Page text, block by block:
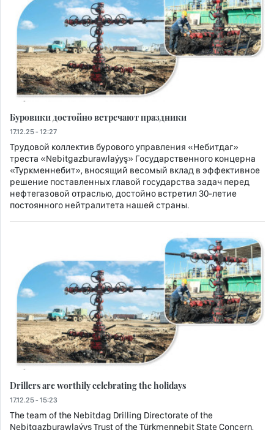
Буровики достойно встречают праздники
17.12.25 - 12:27
Трудовой коллектив бурового управления «Небитдаг»
треста «Nebitgazburawlaýyş» Государственного концерна
«Туркменнебит», вносящий весомый вклад в эффективное
решение поставленных главой государства задач перед
нефтегазовой отраслью, достойно встретил 30-летие
постоянного нейтралитета нашей страны.
Drillers are worthily celebrating the holidays
17.12.25 - 15:23
The team of the Nebitdag Drilling Directorate of the
Nebitgazburawlaýyş Trust of the Türkmennebit State Concern,